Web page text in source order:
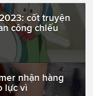
cốt truyện
công chiếu
nhận hàng
lực vì